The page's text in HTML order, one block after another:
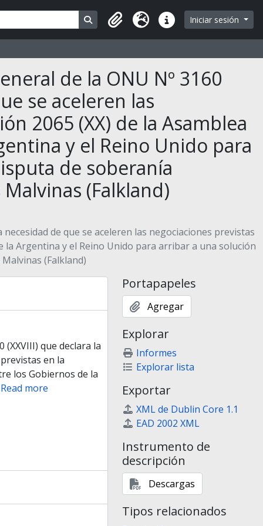
Search in browse page
Portapapeles
Idioma Enlaces rápidos
Iniciar sesión
de la ONU Nº 3160
se aceleren las
2065 (XX) de la Asamblea
y el Reino Unido para
de soberanía
(Falkland)
necesidad de que se aceleren las negociaciones previstas
la Argentina y el Reino Unido para arribar a una solución
(Falkland)
(XXVIII) que declara la
en la
los Gobiernos de la
Read more
Portapapeles
Agregar
Explorar
Informes
Explorar lista
Exportar
XML de Dublin Core 1.1
EAD 2002 XML
Instrumento de
descripción
Descargas
Tipos relacionados